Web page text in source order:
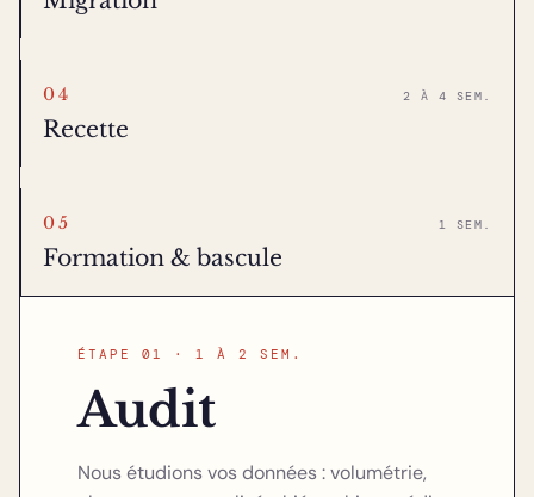
04 2 À 4 SEM.
Recette
05 1 SEM.
Formation & bascule
ÉTAPE 01 · 1 À 2 SEM.
Audit
Nous étudions vos données : volumétrie,